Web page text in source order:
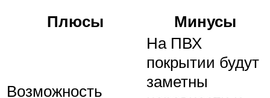
Плюсы
Минусы
Возможность
На ПВХ
покрытии будут
заметны